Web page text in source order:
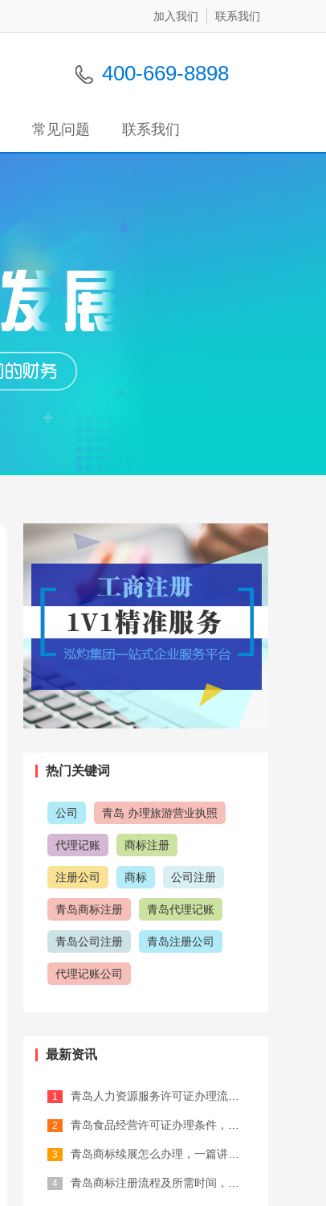
加入我们 联系我们
400-669-8898
常见问题 联系我们
热门关键词
公司 青岛 办理旅游营业执照
代理记账 商标注册
注册公司 商标 公司注册
青岛商标注册 青岛代理记账
青岛公司注册 青岛注册公司
代理记账公司
记账报税 商标注册代理
最新资讯
青岛人力资源服务许可证办理流程，建议...
青岛食品经营许可证办理条件，2026...
青岛商标续展怎么办理，一篇讲清楚
青岛商标注册流程及所需时间，完整攻略...